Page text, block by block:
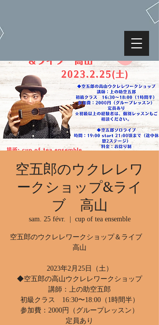
空五郎のウクレレワ
ークショップ&ライ
ブ 高山
sam. 25 févr. cup of tea ensemble
空五郎のウクレレワークショップ＆ライブ
高山
2023年2月25日（土）
◆空五郎の高山ウクレレワークショップ
講師：上の助空五郎
初級クラス 16:30〜18:00（1時間半）
参加費：2000円（グループレッスン）
定員あり